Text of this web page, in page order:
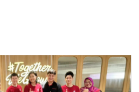
จกรรมที่ได้รับความสนใจจากเด็ก ๆ
Game “1 ไร่ พึ่งตนเอง”…